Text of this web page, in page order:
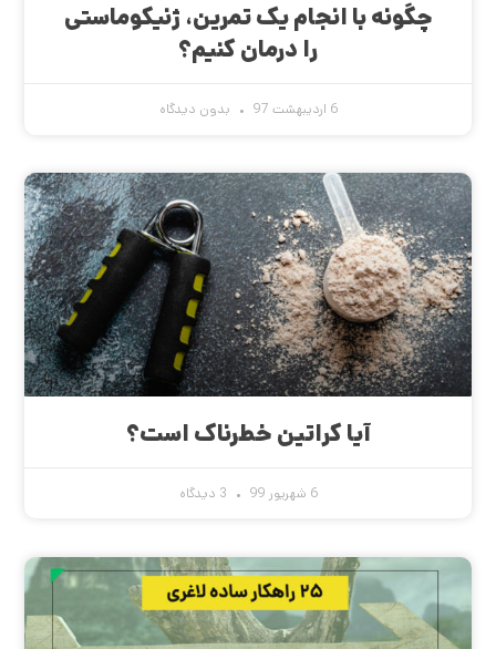
چگونه با انجام یک تمرین، ژنیکوماستی
را درمان کنیم؟
6 اردیبهشت 97 بدون دیدگاه
آیا کراتین خطرناک است؟
6 شهریور 99